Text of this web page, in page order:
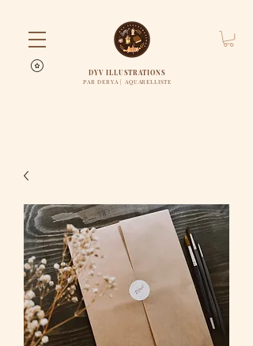
DYV ILLUSTRATIONS
PAR DERYA | AQUARELLISTE